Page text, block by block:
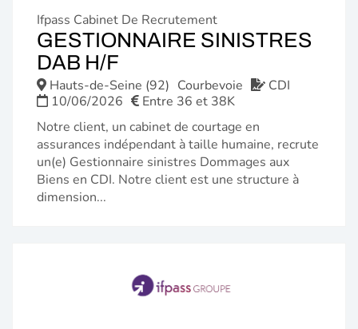
Ifpass Cabinet De Recrutement
GESTIONNAIRE SINISTRES
DAB H/F
FENÊTRE)
Hauts-de-Seine (92) Courbevoie
CDI
10/06/2026
Entre 36 et 38K
Notre client, un cabinet de courtage en
assurances indépendant à taille humaine, recrute
un(e) Gestionnaire sinistres Dommages aux
Biens en CDI. Notre client est une structure à
dimension...